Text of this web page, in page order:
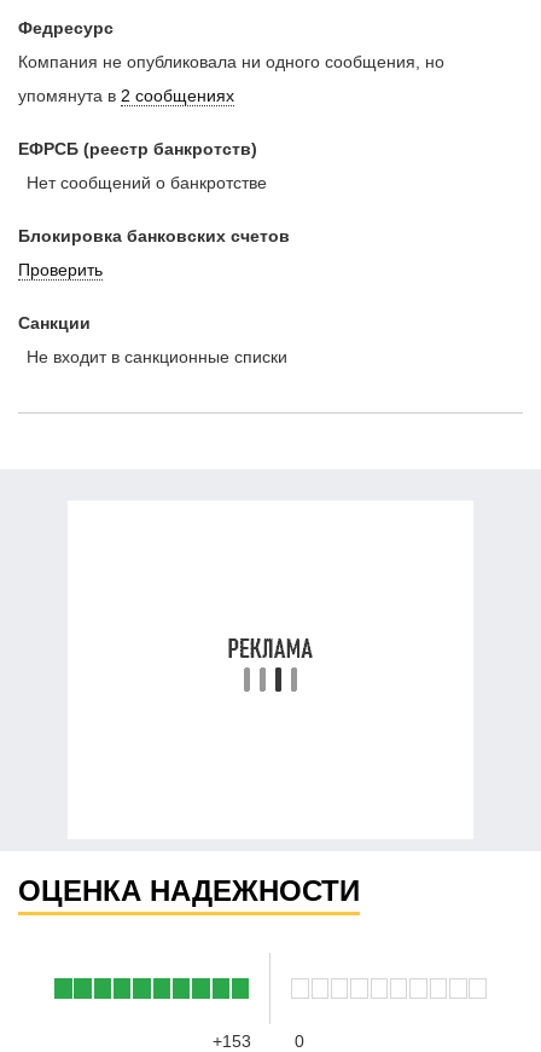
Федресурс
Компания не опубликовала ни одного сообщения, но
упомянута в 2 сообщениях
ЕФРСБ (реестр банкротств)
Нет сообщений о банкротстве
Блокировка банковских счетов
Проверить
Санкции
Не входит в санкционные списки
ОЦЕНКА НАДЕЖНОСТИ
+153 0